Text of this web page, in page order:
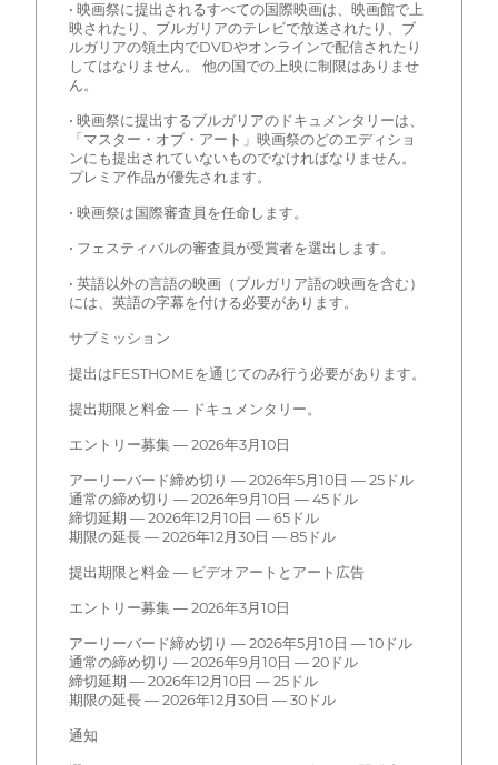
• 映画祭に提出されるすべての国際映画は、映画館で上
映されたり、ブルガリアのテレビで放送されたり、ブ
ルガリアの領土内でDVDやオンラインで配信されたり
してはなりません。 他の国での上映に制限はありませ
ん。
• 映画祭に提出するブルガリアのドキュメンタリーは、
「マスター・オブ・アート」映画祭のどのエディショ
ンにも提出されていないものでなければなりません。
プレミア作品が優先されます。
• 映画祭は国際審査員を任命します。
• フェスティバルの審査員が受賞者を選出します。
• 英語以外の言語の映画（ブルガリア語の映画を含む）
には、英語の字幕を付ける必要があります。
サブミッション
提出はFESTHOMEを通じてのみ行う必要があります。
提出期限と料金 — ドキュメンタリー。
エントリー募集 — 2026年3月10日
アーリーバード締め切り — 2026年5月10日 — 25ドル
通常の締め切り — 2026年9月10日 — 45ドル
締切延期 — 2026年12月10日 — 65ドル
期限の延長 — 2026年12月30日 — 85ドル
提出期限と料金 — ビデオアートとアート広告
エントリー募集 — 2026年3月10日
アーリーバード締め切り — 2026年5月10日 — 10ドル
通常の締め切り — 2026年9月10日 — 20ドル
締切延期 — 2026年12月10日 — 25ドル
期限の延長 — 2026年12月30日 — 30ドル
通知